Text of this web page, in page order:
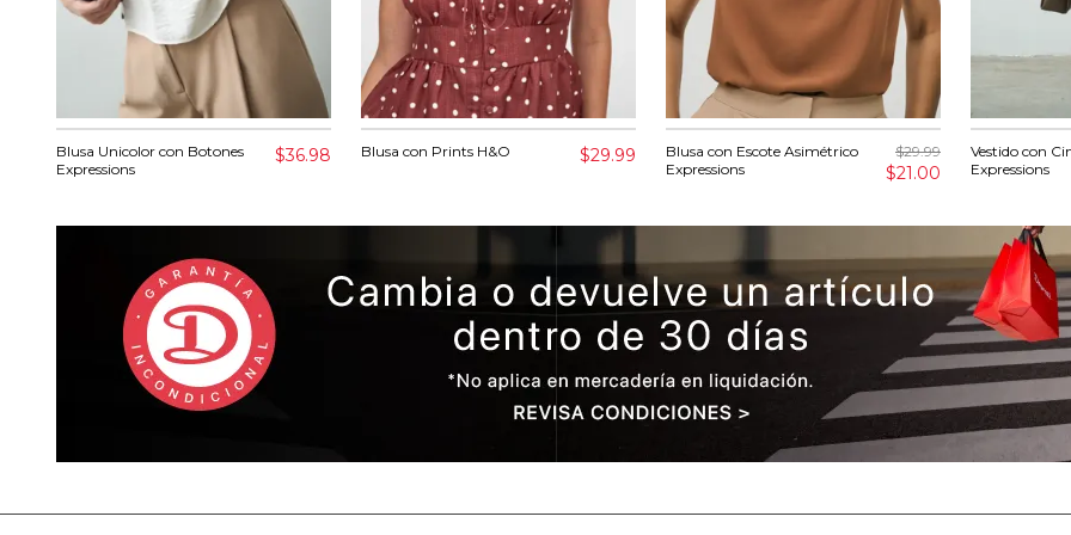
Blusa Unicolor con Botones
Expressions
$36.98 Blusa con Prints H&O $29.99
Blusa con Escote Asimétrico
Expressions
$29.99
$21.00
Vestido con
Expressions